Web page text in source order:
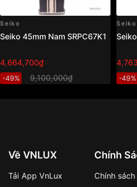
Seiko
Seiko 45mm Nam SRPC67K1
4,664,700₫
-49% 9,100,000₫
Seiko
-49%
Về VNLUX
Tải App VnLux
Chính
Chính